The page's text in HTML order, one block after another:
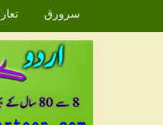
سرورق